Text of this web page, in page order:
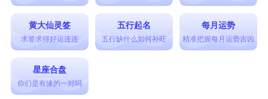
黄大仙灵签
求签求得好运连连
五行起名
五行缺什么如何补旺
每月运势
精准把握每月运势吉凶
星座合盘
你们是有缘的一对吗